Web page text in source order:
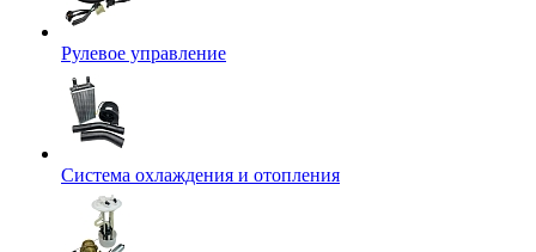
Рулевое управление
Система охлаждения и отопления